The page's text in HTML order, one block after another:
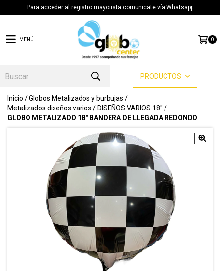
Para acceder al registro mayorista comunicate vía Whatsapp
MENÚ 0
PRODUCTOS
Inicio /Globos Metalizados y burbujas /
Metalizados diseños varios / DISEÑOS VARIOS 18" /
GLOBO METALIZADO 18" BANDERA DE LLEGADA REDONDO